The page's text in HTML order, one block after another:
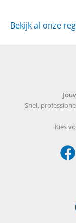
Bekijk al onze
Snel,
Kies